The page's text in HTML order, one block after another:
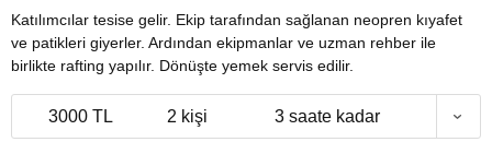
Katılımcılar tesise gelir. Ekip tarafından sağlanan neopren kıyafet
ve patikleri giyerler. Ardından ekipmanlar ve uzman rehber ile
birlikte rafting yapılır. Dönüşte yemek servis edilir.
3000 TL 2 kişi 3 saate kadar